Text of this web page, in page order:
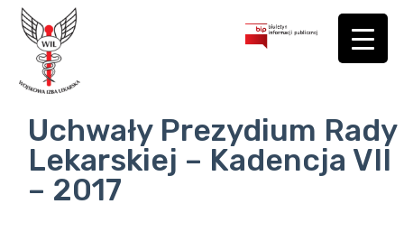
Uchwały Prezydium Rady
Lekarskiej – Kadencja VII
– 2017